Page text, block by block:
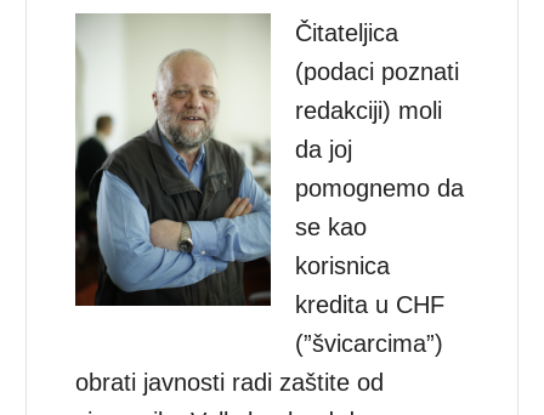
Čitateljica
(podaci poznati
redakciji) moli
da joj
pomognemo da
se kao
korisnica
kredita u CHF
(”švicarcima”)
obrati javnosti radi zaštite od